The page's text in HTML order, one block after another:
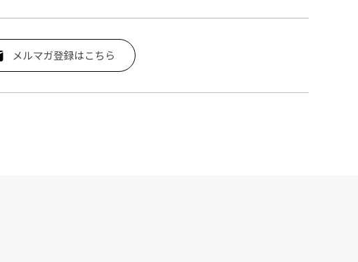
メルマガ登録はこちら